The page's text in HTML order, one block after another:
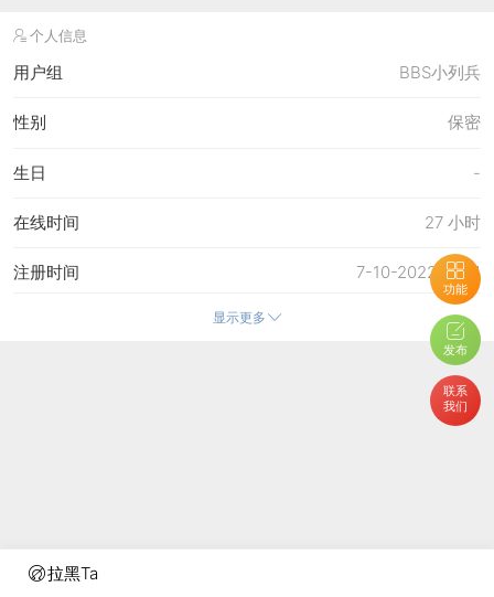
拉黑Ta
功能
发布
联系
我们
个人信息
用户组 BBS小列兵
保密
性别
-
生日
27 小时
在线时间
7-10-2022 11:34
注册时间
14-5-2026 14:20
14-5-2026 12:44
14-5-2026 12:44
显示更多